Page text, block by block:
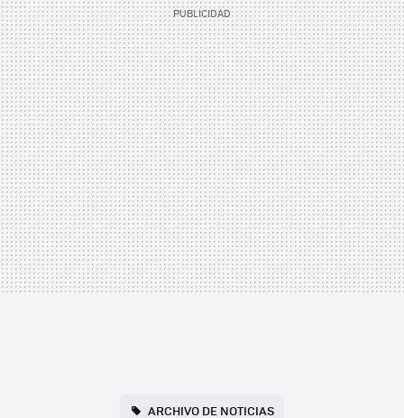
ARCHIVO DE NOTICIAS